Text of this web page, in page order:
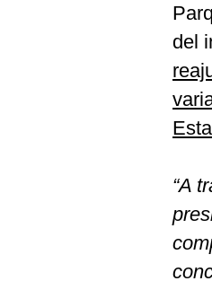
del
“A